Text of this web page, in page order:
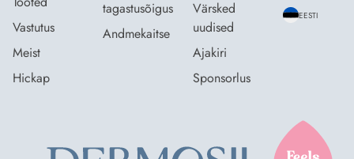
Vastutus
Meist
Hickap
tagastusõigus
Andmekaitse
Värsked
uudised
Ajakiri
Sponsorlus
EESTI